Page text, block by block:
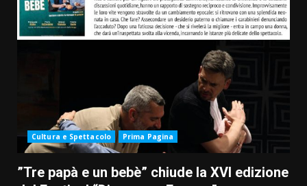
Cultura e Spettacolo Prima Pagina
”Tre papà e un bebè” chiude la XVI edizione